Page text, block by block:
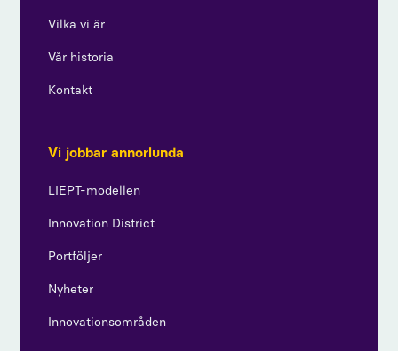
Vilka vi är
Vår historia
Kontakt
Vi jobbar annorlunda
LIEPT-modellen
Innovation District
Portföljer
Nyheter
Innovationsområden